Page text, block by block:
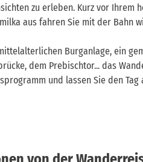
zu erleben. Kurz vor
aus fahren Sie mit der Bahn
Burganlage, ein
dem Prebischtor... das
und lassen Sie den